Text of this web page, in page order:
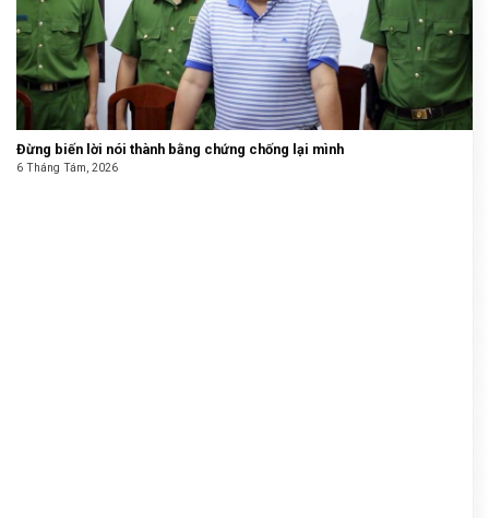
Đừng biến lời nói thành bằng chứng chống lại mình
6 Tháng Tám, 2026